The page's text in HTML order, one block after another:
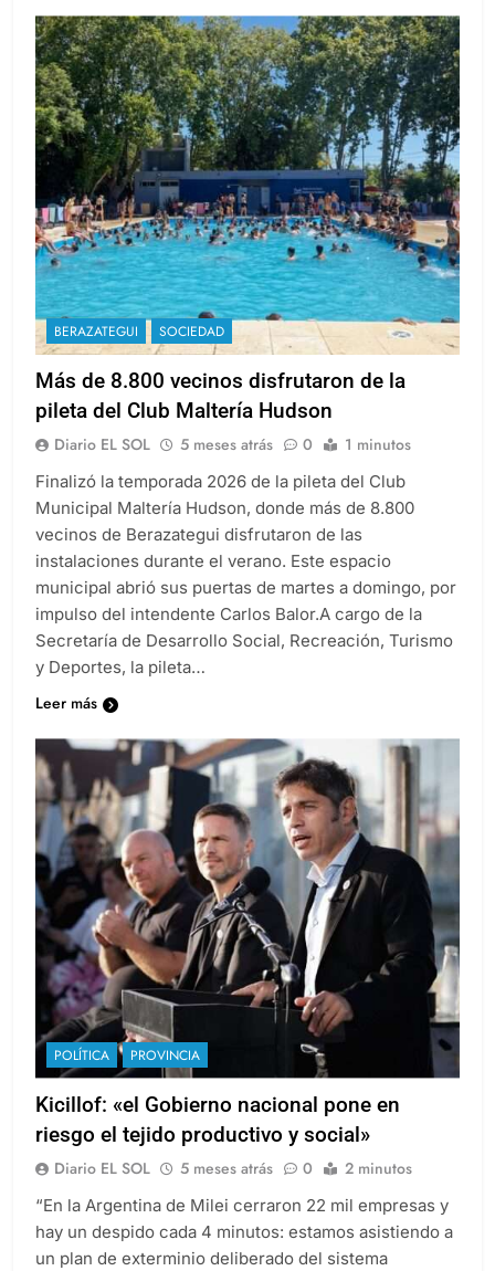
BERAZATEGUI SOCIEDAD
Más de 8.800 vecinos disfrutaron de la
pileta del Club Maltería Hudson
Diario EL SOL 5 meses atrás 0 1 minutos
Finalizó la temporada 2026 de la pileta del Club
Municipal Maltería Hudson, donde más de 8.800
vecinos de Berazategui disfrutaron de las
instalaciones durante el verano. Este espacio
municipal abrió sus puertas de martes a domingo, por
impulso del intendente Carlos Balor.A cargo de la
Secretaría de Desarrollo Social, Recreación, Turismo
y Deportes, la pileta…
Leer más
POLÍTICA PROVINCIA
Kicillof: «el Gobierno nacional pone en
riesgo el tejido productivo y social»
Diario EL SOL 5 meses atrás 0 2 minutos
“En la Argentina de Milei cerraron 22 mil empresas y
hay un despido cada 4 minutos: estamos asistiendo a
un plan de exterminio deliberado del sistema